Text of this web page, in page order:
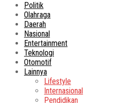
Politik
Olahraga
Daerah
Nasional
Entertainment
Teknologi
Otomotif
Lainnya
Lifestyle
Internasional
Pendidikan